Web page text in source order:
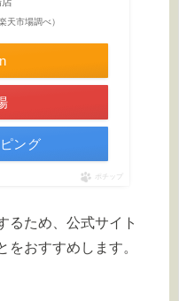
天市場調べ）
ング
ポチップ
るため、公式サイト
をおすすめします。